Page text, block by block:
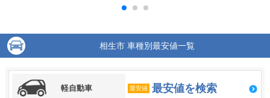
相生市 車種別最安値一覧
軽自動車 最安値 最安値を検索